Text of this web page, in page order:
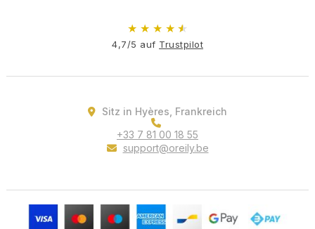
★ ★ ★ ★ ★
4,7/5 auf Trustpilot
Sitz in Hyères, Frankreich
+33 7 81 00 18 55
support@oreily.be